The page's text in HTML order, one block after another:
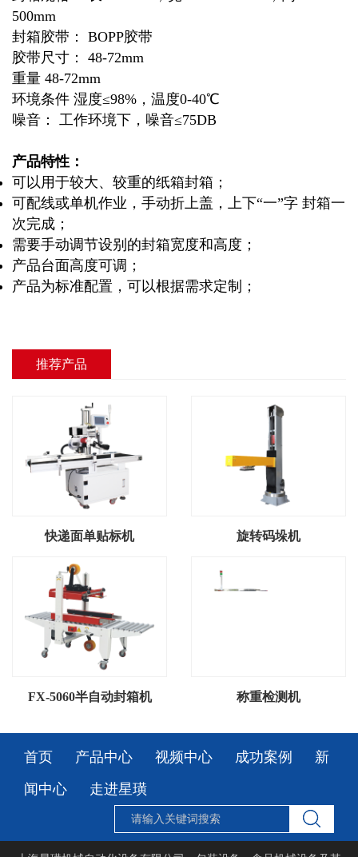
500mm
封箱胶带： BOPP胶带
胶带尺寸： 48-72mm
重量 48-72mm
环境条件 湿度≤98%，温度0-40℃
噪音： 工作环境下，噪音≤75DB
产品特性：
可以用于较大、较重的纸箱封箱；
可配线或单机作业，手动折上盖，上下“一”字 封箱一
次完成；
需要手动调节设别的封箱宽度和高度；
产品台面高度可调；
产品为标准配置，可以根据需求定制；
推荐产品
快递面单贴标机 旋转码垛机
FX-5060半自动封箱机 称重检测机
首页 产品中心 视频中心 成功案例
新
闻中心
走进星璜